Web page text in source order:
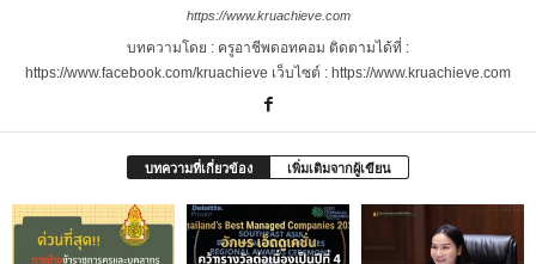
https://www.kruachieve.com
บทความโดย : ครูอาชีพดอทคอม ติดตามได้ที่ :
https://www.facebook.com/kruachieve เว็บไซต์ : https://www.kruachieve.com
บทความที่เกี่ยวข้อง เพิ่มเติมจากผู้เขียน